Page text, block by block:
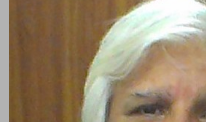
رحیم معینی کرمانشاہی، نیّر مسعود اور صبرِ
خدا
رحیم معینی کرمانشاہی کی بصری شاعری،
کے